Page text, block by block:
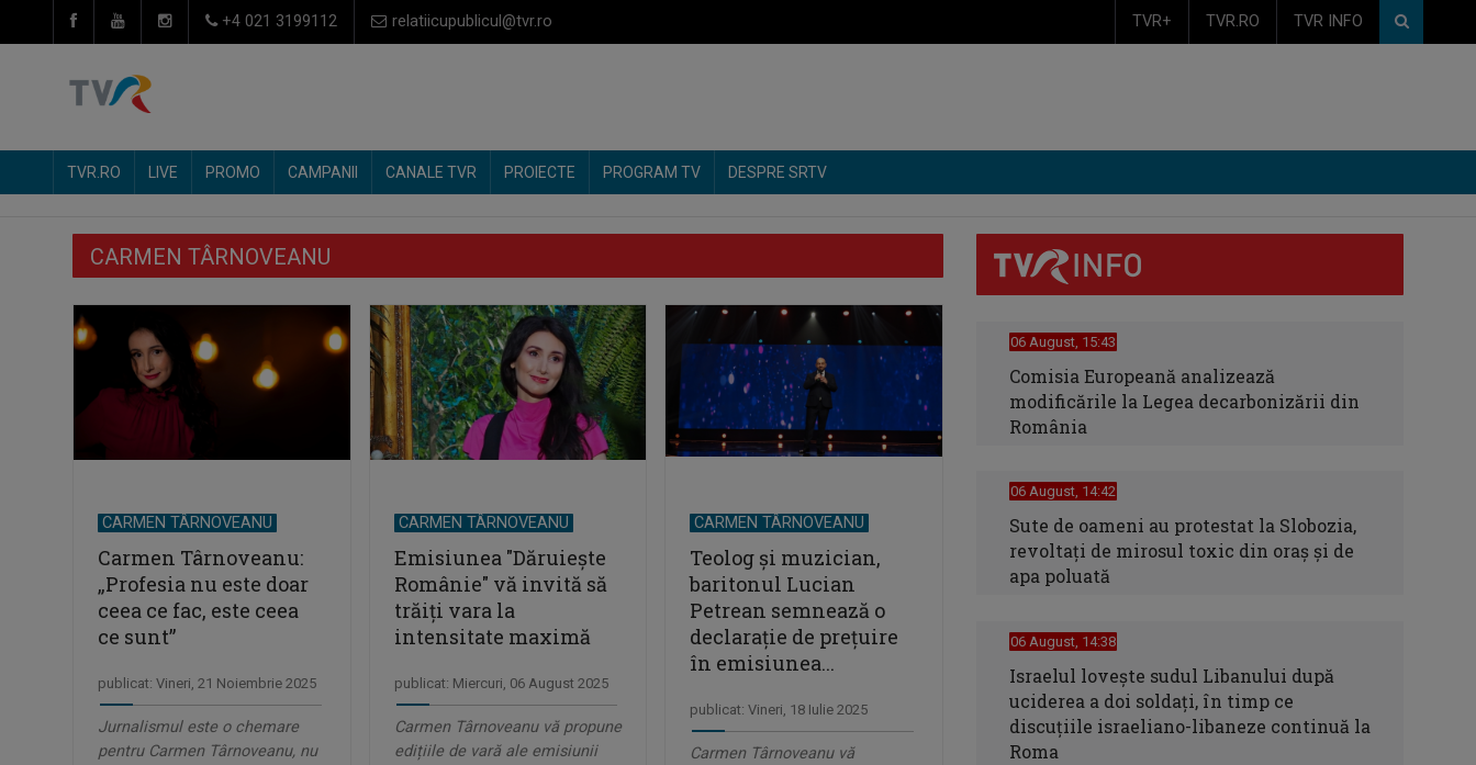
+4 021 3199112 relatiicupublicul@tvr.ro TVR+ TVR.RO TVR INFO
TVR.RO LIVE PROMO CAMPANII CANALE TVR PROIECTE PROGRAM TV DESPRE SRTV
CARMEN TÂRNOVEANU
CARMEN TÂRNOVEANU
Carmen Târnoveanu:
„Profesia nu este doar
ceea ce fac, este ceea
ce sunt”
publicat: Vineri, 21 Noiembrie 2025
Jurnalismul este o chemare
pentru Carmen Târnoveanu, nu
CARMEN TÂRNOVEANU
Emisiunea "Dăruiește
Românie" vă invită să
trăiţi vara la
intensitate maximă
publicat: Miercuri, 06 August 2025
Carmen Târnoveanu vă propune
edițiile de vară ale emisiunii
CARMEN TÂRNOVEANU
Teolog şi muzician,
baritonul Lucian
Petrean semnează o
declaraţie de preţuire
în emisiunea...
publicat: Vineri, 18 Iulie 2025
Carmen Târnoveanu vă
06 August, 15:43
Comisia Europeană analizează
modificările la Legea decarbonizării din
România
06 August, 14:42
Sute de oameni au protestat la Slobozia,
revoltați de mirosul toxic din oraș și de
apa poluată
06 August, 14:38
Israelul loveşte sudul Libanului după
uciderea a doi soldaţi, în timp ce
discuţiile israeliano-libaneze continuă la
Roma